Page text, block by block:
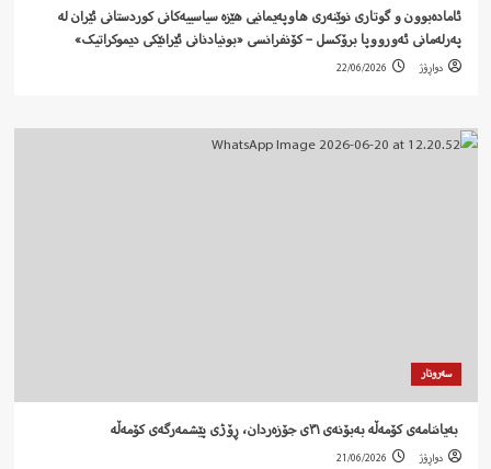
ئامادەبوون و گوتاری نوێنەری هاوپەیمانیی هێزە سیاسییەکانی کوردستانی ئێران لە
پەرلەمانی ئەورووپا برۆکسل – کۆنفرانسی «بونیادنانی ئێرانێکی دیموکراتیک»
دواڕۆژ 22/06/2026
سەروتار
‍ بەیاننامەی کۆمەڵە بەبۆنەی ٣١ی جۆزەردان، ڕۆژی پێشمەرگەی کۆمەڵە
دواڕۆژ 21/06/2026